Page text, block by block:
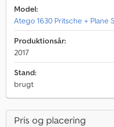
Model:
Atego 1630 Pritsche + Plane
Produktionsår:
2017
Stand:
brugt
Pris og placering